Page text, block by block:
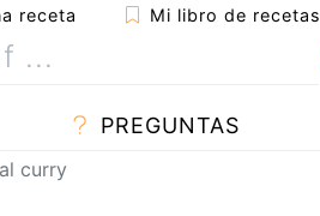
receta Mi libro de recetas
PREGUNTAS
curry